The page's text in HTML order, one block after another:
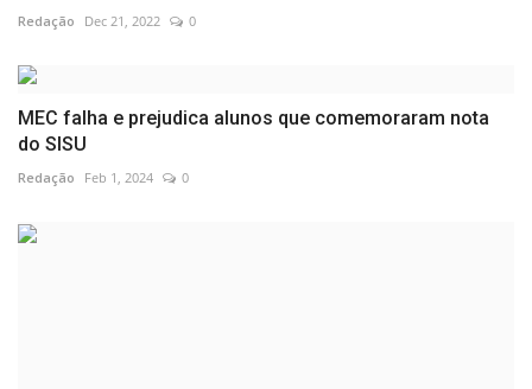
Redação Dec 21, 2022 0
MEC falha e prejudica alunos que comemoraram nota
do SISU
Redação Feb 1, 2024 0